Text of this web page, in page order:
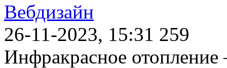
Вебдизайн
26-11-2023, 15:31 259
Инфракрасное